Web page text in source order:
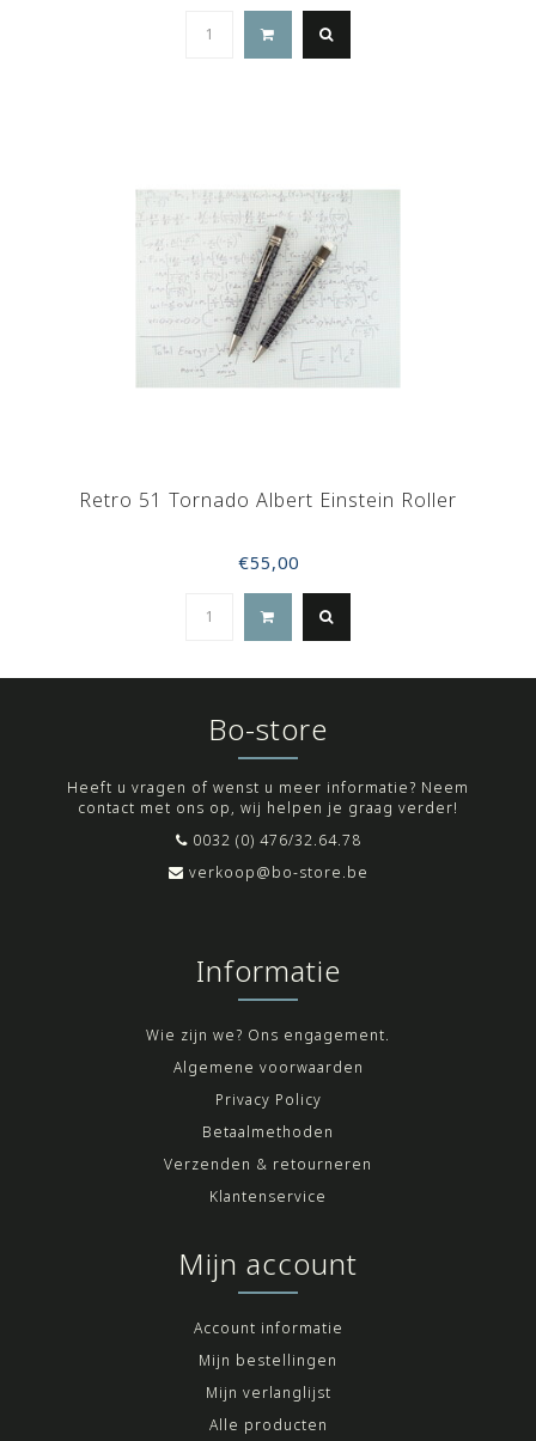
Retro 51 Tornado Albert Einstein Roller
€55,00
Bo-store
Heeft u vragen of wenst u meer informatie? Neem
contact met ons op, wij helpen je graag verder!
0032 (0) 476/32.64.78
verkoop@bo-store.be
Informatie
Wie zijn we? Ons engagement.
Algemene voorwaarden
Privacy Policy
Betaalmethoden
Verzenden & retourneren
Klantenservice
Mijn account
Account informatie
Mijn bestellingen
Mijn verlanglijst
Alle producten